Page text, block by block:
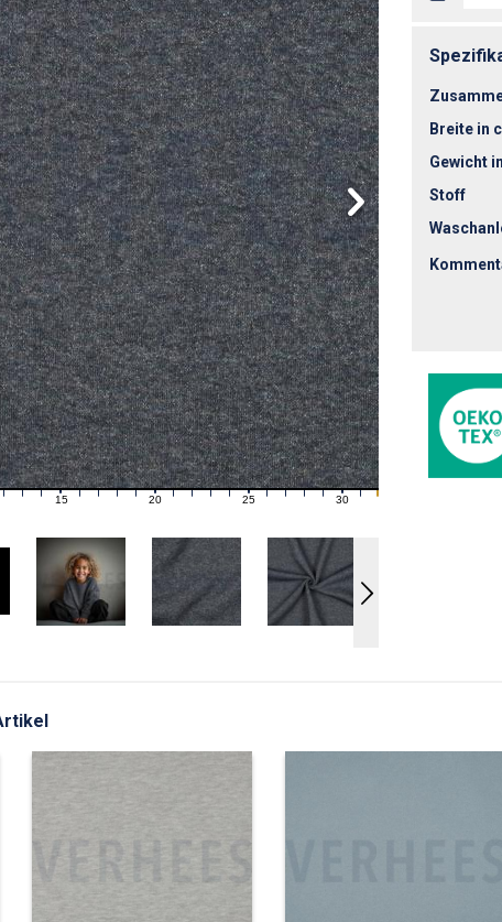
13 14 15 16 17 18 19 20 21 22 23 24 25 26 27 28 29 30 31
Breite in
Gewicht
Stoff